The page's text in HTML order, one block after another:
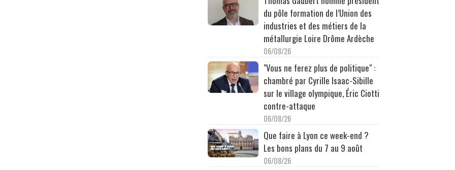
du pôle formation de l’Union des
industries et des métiers de la
métallurgie Loire Drôme Ardèche
06/08/26
"Vous ne ferez plus de politique" :
chambré par Cyrille Isaac-Sibille
sur le village olympique, Éric Ciotti
contre-attaque
06/08/26
Que faire à Lyon ce week-end ?
Les bons plans du 7 au 9 août
06/08/26